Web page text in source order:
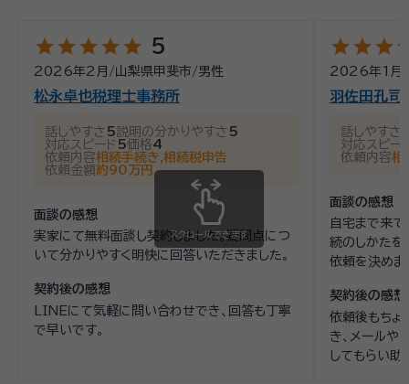
starstarstarstarstar 5
2026年2月 /山梨県甲斐市/男性
松永卓也税理士事務所
話しやすさ 5説明の分かりやすさ 5
対応スピード 5価格4
依頼内容相続手続き,相続税申告
依頼金額約90万円
面談の感想
実家にて無料面談し契約しました。疑問点につ
いて分かりやすく明快に回答いただきました。
契約後の感想
LINEにて気軽に問い合わせでき、回答も丁寧
で早いです。
starstarstar
2026年1月
羽佐田孔司
話しやすさ
対応スピー
依頼内容相
面談の感想
自宅まで来て
続のしかたを
依頼を決めま
契約後の感想
依頼後もちょ
き、メールや
してもらい助
スクロールできます